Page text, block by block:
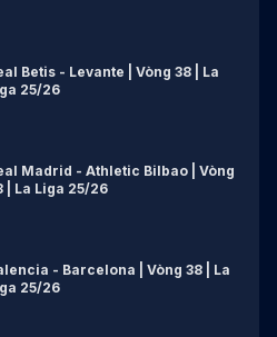
Betis - Levante | Vòng 38 | La
25/26
Madrid - Athletic Bilbao | Vòng
| La Liga 25/26
- Barcelona | Vòng 38 | La
25/26